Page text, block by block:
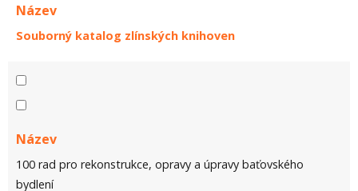
Název
Souborný katalog zlínských knihoven
Název
100 rad pro rekonstrukce, opravy a úpravy baťovského
bydlení